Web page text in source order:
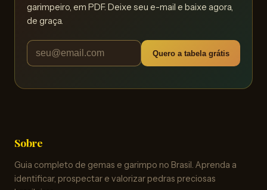
garimpeiro, em PDF. Deixe seu e-mail e baixe agora,
de graça.
Quero a tabela grátis
Sobre
Guia completo de gemas e garimpo no Brasil. Aprenda a
identificar, prospectar e valorizar pedras preciosas